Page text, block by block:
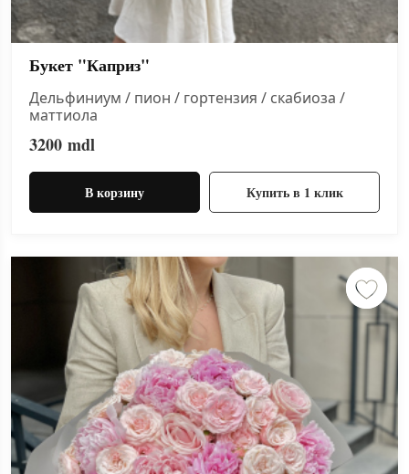
Букет "Каприз"
Дельфиниум / пион / гортензия / скабиоза /
маттиола
3200 mdl
В корзину Купить в 1 клик